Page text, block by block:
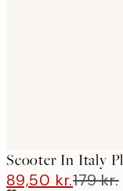
Scooter In Italy
89,50 kr.179 kr.